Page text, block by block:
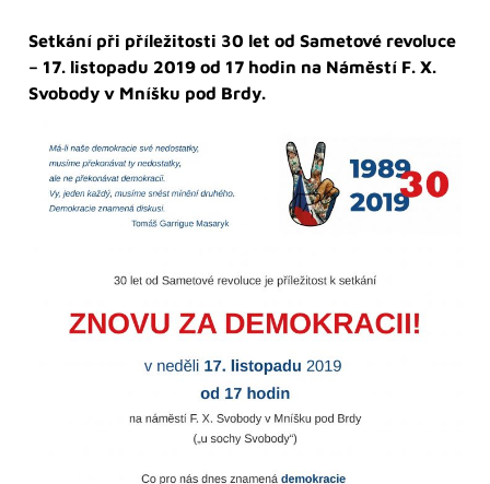
Setkání při příležitosti 30 let od Sametové revoluce
– 17. listopadu 2019 od 17 hodin na Náměstí F. X.
Svobody v Mníšku pod Brdy.